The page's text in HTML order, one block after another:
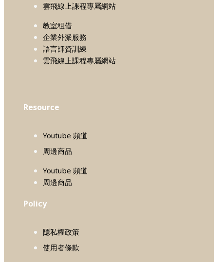
雲飛線上課程專屬網站
教室租借
企業外派服務
語言師資訓練
雲飛線上課程專屬網站
Resource
Youtube 頻道
周邊商品
Youtube 頻道
周邊商品
Policy
隱私權政策
使用者條款